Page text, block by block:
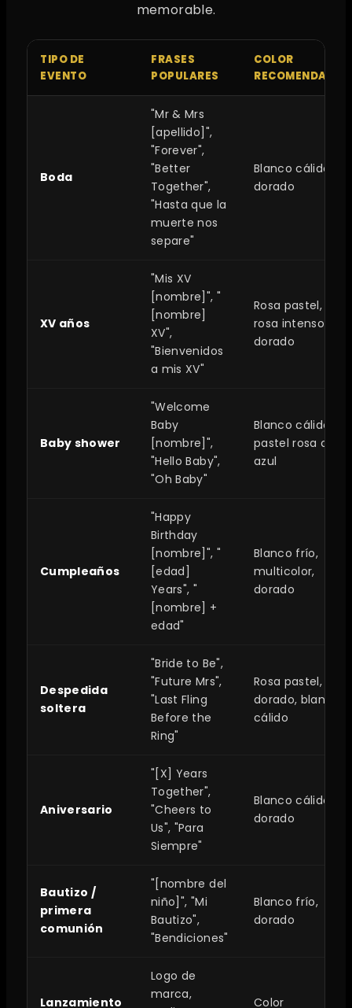
memorable.
TIPO DE
EVENTO
FRASES
POPULARES
COLOR
RECOMENDADO
Boda
"Mr & Mrs
[apellido]",
"Forever",
"Better
Together",
"Hasta que la
muerte nos
separe"
Blanco cálido,
dorado
XV años
"Mis XV
[nombre]", "
[nombre]
XV",
"Bienvenidos
a mis XV"
Rosa pastel,
rosa intenso,
dorado
Baby shower
"Welcome
Baby
[nombre]",
"Hello Baby",
"Oh Baby"
Blanco cálido,
pastel rosa o
azul
Cumpleaños
"Happy
Birthday
[nombre]", "
[edad]
Years", "
[nombre] +
edad"
Blanco frío,
multicolor,
dorado
Despedida
soltera
"Bride to Be",
"Future Mrs",
"Last Fling
Before the
Ring"
Rosa pastel,
dorado, blanco
cálido
Aniversario
"[X] Years
Together",
"Cheers to
Us", "Para
Siempre"
Blanco cálido,
dorado
Bautizo /
primera
comunión
"[nombre del
niño]", "Mi
Bautizo",
"Bendiciones"
Blanco frío,
dorado
Lanzamiento
Logo de
marca,
Color